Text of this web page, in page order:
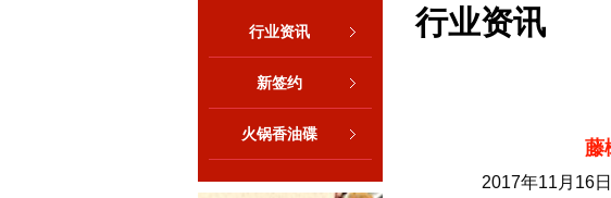
行业资讯
新签约
火锅香油碟
行业资讯
藤
2017年11月16